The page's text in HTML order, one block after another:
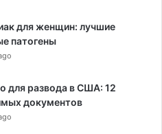
для женщин: лучшие
патогены
для развода в США: 12
документов